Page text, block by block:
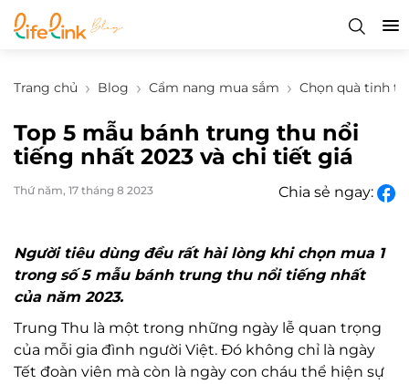
Trang chủ Blog Cẩm nang mua sắm Chọn quà tinh tế
Top 5 mẫu bánh trung thu nổi
tiếng nhất 2023 và chi tiết giá
Thứ năm, 17 tháng 8 2023 Chia sẻ ngay:
Người tiêu dùng đều rất hài lòng khi chọn mua 1
trong số 5 mẫu bánh trung thu nổi tiếng nhất
của năm 2023.
Trung Thu là một trong những ngày lễ quan trọng
của mỗi gia đình người Việt. Đó không chỉ là ngày
Tết đoàn viên mà còn là ngày con cháu thể hiện sự